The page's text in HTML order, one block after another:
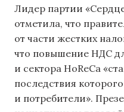
Лидер партии
отметила, что
от части жестких
что повышение НДС
и сектора HoReCa
последствия
и потребители».